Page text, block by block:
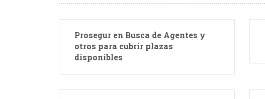
Prosegur en Busca de Agentes y
otros para cubrir plazas
disponibles